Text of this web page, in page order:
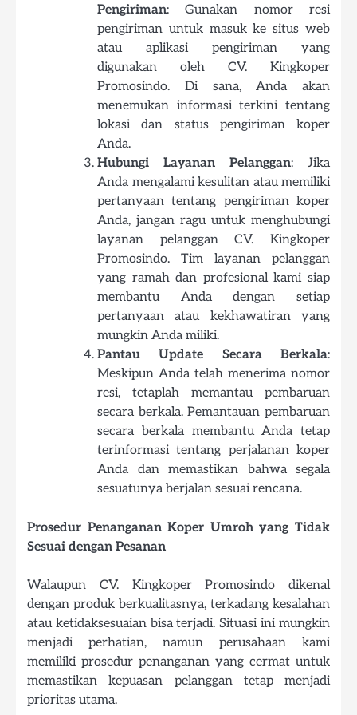
Pengiriman: Gunakan nomor resi
pengiriman untuk masuk ke situs web
atau aplikasi pengiriman yang
digunakan oleh CV. Kingkoper
Promosindo. Di sana, Anda akan
menemukan informasi terkini tentang
lokasi dan status pengiriman koper
Anda.
Hubungi Layanan Pelanggan: Jika
Anda mengalami kesulitan atau memiliki
pertanyaan tentang pengiriman koper
Anda, jangan ragu untuk menghubungi
layanan pelanggan CV. Kingkoper
Promosindo. Tim layanan pelanggan
yang ramah dan profesional kami siap
membantu Anda dengan setiap
pertanyaan atau kekhawatiran yang
mungkin Anda miliki.
Pantau Update Secara Berkala:
Meskipun Anda telah menerima nomor
resi, tetaplah memantau pembaruan
secara berkala. Pemantauan pembaruan
secara berkala membantu Anda tetap
terinformasi tentang perjalanan koper
Anda dan memastikan bahwa segala
sesuatunya berjalan sesuai rencana.
Prosedur Penanganan Koper Umroh yang Tidak
Sesuai dengan Pesanan
Walaupun CV. Kingkoper Promosindo dikenal
dengan produk berkualitasnya, terkadang kesalahan
atau ketidaksesuaian bisa terjadi. Situasi ini mungkin
menjadi perhatian, namun perusahaan kami
memiliki prosedur penanganan yang cermat untuk
memastikan kepuasan pelanggan tetap menjadi
prioritas utama.